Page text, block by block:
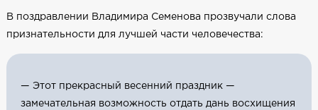
В поздравлении Владимира Семенова прозвучали слова
признательности для лучшей части человечества:
— Этот прекрасный весенний праздник —
замечательная возможность отдать дань восхищения